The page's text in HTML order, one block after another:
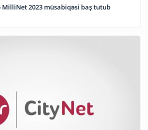
2023 müsabiqəsi baş tutub